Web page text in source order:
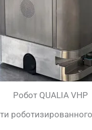
Робот QUALIA VHP